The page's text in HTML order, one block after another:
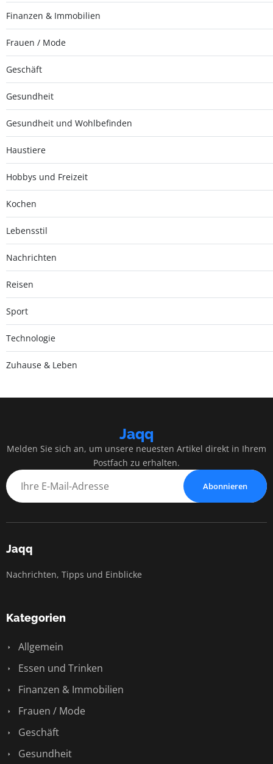
Finanzen & Immobilien
Frauen / Mode
Geschäft
Gesundheit
Gesundheit und Wohlbefinden
Haustiere
Hobbys und Freizeit
Kochen
Lebensstil
Nachrichten
Reisen
Sport
Technologie
Zuhause & Leben
Jaqq
Melden Sie sich an, um unsere neuesten Artikel direkt in Ihrem
Postfach zu erhalten.
Abonnieren
Jaqq
Nachrichten, Tipps und Einblicke
Kategorien
Allgemein
Essen und Trinken
Finanzen & Immobilien
Frauen / Mode
Geschäft
Gesundheit